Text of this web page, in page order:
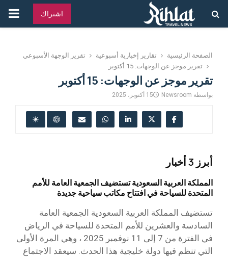
اشتراك
الصفحة الرئيسية تقارير إخبارية أسبوعية
تقرير الوجهة الأسبوعي
تقرير موجز عن الوجهات: 15 أكتوبر
تقرير موجز عن الوجهات: 15 أكتوبر
بواسطة Newsroom 15 أكتوبر، 2025
أبرز 3 أخبار
المملكة العربية السعودية تستضيف الجمعية العامة للأمم
المتحدة للسياحة في افتتاح مكاتب سياحية جديدة
تستضيف المملكة العربية السعودية الجمعية العامة
السادسة والعشرين للأمم المتحدة للسياحة في الرياض
في الفترة من 7 إلى 11 نوفمبر 2025 ، وهي المرة الأولى
التي تنظم فيها دولة خليجية هذا الحدث. سيعقد الاجتماع